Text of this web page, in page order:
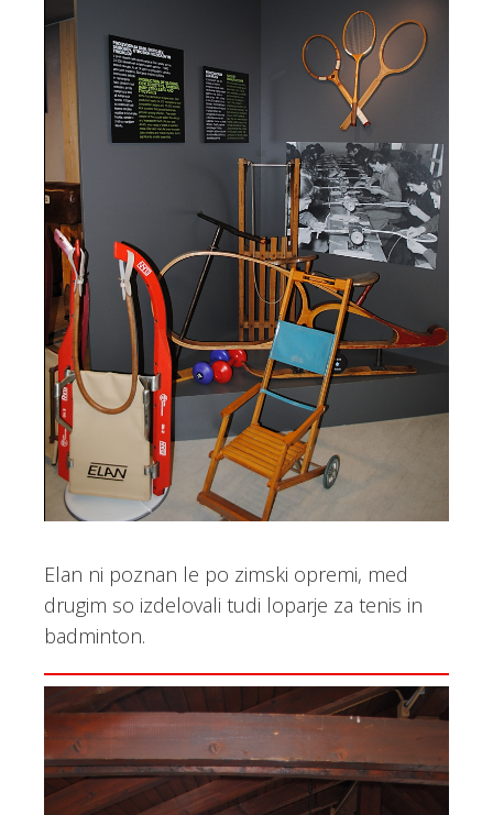
Elan ni poznan le po zimski opremi, med
drugim so izdelovali tudi loparje za tenis in
badminton.